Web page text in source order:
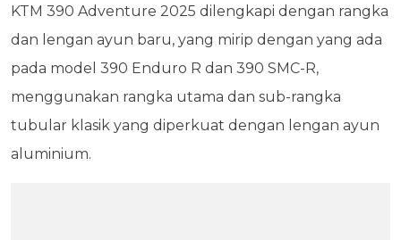
KTM 390 Adventure 2025 dilengkapi dengan rangka
dan lengan ayun baru, yang mirip dengan yang ada
pada model 390 Enduro R dan 390 SMC-R,
menggunakan rangka utama dan sub-rangka
tubular klasik yang diperkuat dengan lengan ayun
aluminium.